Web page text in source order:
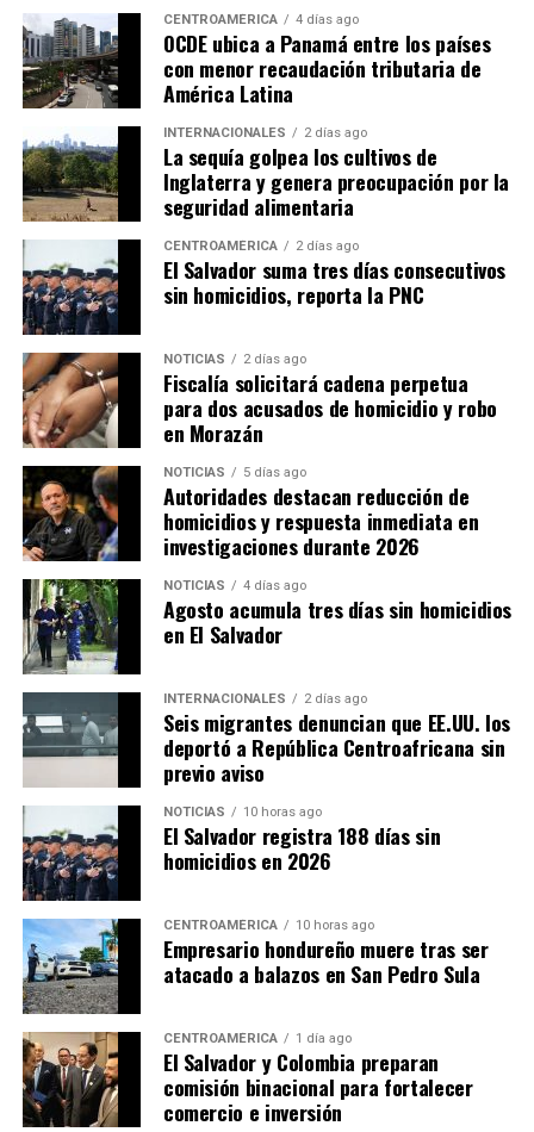
CENTROAMÉRICA 4 días ago
OCDE ubica a Panamá entre los países
con menor recaudación tributaria de
América Latina
INTERNACIONALES 2 días ago
La sequía golpea los cultivos de
Inglaterra y genera preocupación por la
seguridad alimentaria
CENTROAMÉRICA 2 días ago
El Salvador suma tres días consecutivos
sin homicidios, reporta la PNC
NOTICIAS 2 días ago
Fiscalía solicitará cadena perpetua
para dos acusados de homicidio y robo
en Morazán
NOTICIAS 5 días ago
Autoridades destacan reducción de
homicidios y respuesta inmediata en
investigaciones durante 2026
NOTICIAS 4 días ago
Agosto acumula tres días sin homicidios
en El Salvador
INTERNACIONALES 2 días ago
Seis migrantes denuncian que EE.UU. los
deportó a República Centroafricana sin
previo aviso
NOTICIAS 10 horas ago
El Salvador registra 188 días sin
homicidios en 2026
CENTROAMÉRICA 10 horas ago
Empresario hondureño muere tras ser
atacado a balazos en San Pedro Sula
CENTROAMÉRICA 1 día ago
El Salvador y Colombia preparan
comisión binacional para fortalecer
comercio e inversión